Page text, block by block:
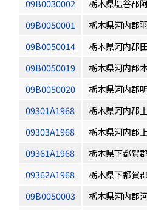
09B0030002
栃木県塩谷郡
09B0050001
栃木県河内郡
09B0050014
栃木県河内郡
09B0050019
栃木県河内郡
09B0050020
栃木県河内郡
09301A1968
栃木県河内郡
09303A1968
栃木県河内郡
09361A1968
栃木県下都賀
09362A1968
栃木県下都賀
09B0050003
栃木県河内郡